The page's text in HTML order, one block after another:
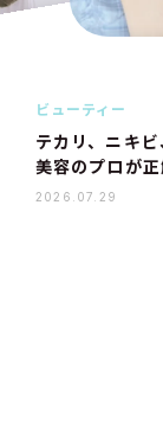
ビューティー
テカリ、ニキ
美容のプロが
2026.07.29